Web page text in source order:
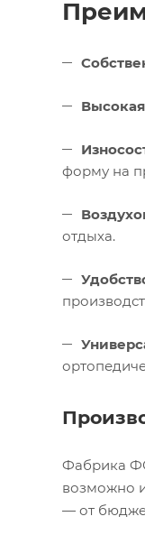
форму на
отдыха.
Фабрика
возможно
— от